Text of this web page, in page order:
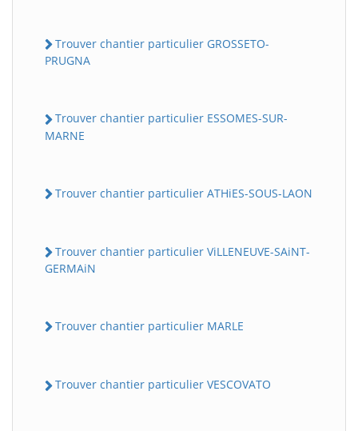
Trouver chantier particulier GROSSETO-
PRUGNA
Trouver chantier particulier ESSOMES-SUR-
MARNE
Trouver chantier particulier ATHiES-SOUS-LAON
Trouver chantier particulier ViLLENEUVE-SAiNT-
GERMAiN
Trouver chantier particulier MARLE
Trouver chantier particulier VESCOVATO